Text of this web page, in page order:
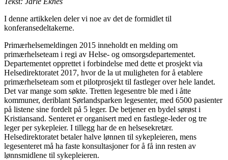
I denne artikkelen deler vi noe av det de formidlet til
konferansedeltakerne.
Primærhelsemeldingen 2015 inneholdt en melding om
primærhelseteam i regi av Helse- og omsorgsdepartementet.
Departementet opprettet i forbindelse med dette et prosjekt via
Helsedirektoratet 2017, hvor de la ut muligheten for å etablere
primærhelseteam som et pilotprosjekt til fastleger over hele landet.
Det var mange som søkte. Tretten legesentre ble med i åtte
kommuner, deriblant Sørlandsparken legesenter, med 6500 pasienter
på listene sine fordelt på 5 leger. De betjener en bydel sørøst i
Kristiansand. Senteret er organisert med en fastlege-leder og tre
leger per sykepleier. I tillegg har de en helsesekretær.
Helsedirektoratet betaler halve lønnen til sykepleieren, mens
legesenteret må ha faste konsultasjoner for å få inn resten av
lønnsmidlene til sykepleieren.